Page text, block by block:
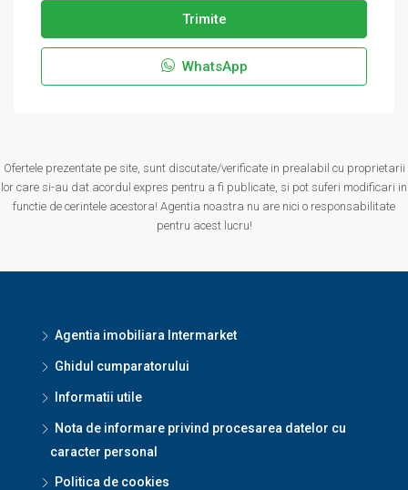
Trimite
WhatsApp
Ofertele prezentate pe site, sunt discutate/verificate in prealabil cu proprietarii
lor care si-au dat acordul expres pentru a fi publicate, si pot suferi modificari in
functie de cerintele acestora! Agentia noastra nu are nici o responsabilitate
pentru acest lucru!
Agentia imobiliara Intermarket
Ghidul cumparatorului
Informatii utile
Nota de informare privind procesarea datelor cu
caracter personal
Politica de cookies